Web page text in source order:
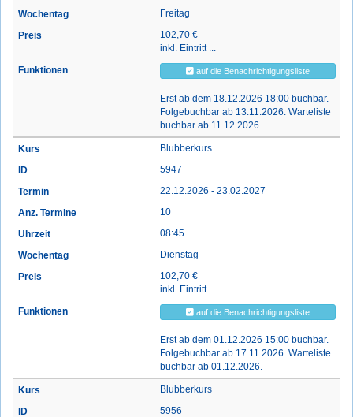
Freitag
102,70 €
inkl. Eintritt ...
auf die Benachrichtigungsliste
Erst ab dem 18.12.2026 18:00 buchbar.
Folgebuchbar ab 13.11.2026. Warteliste
buchbar ab 11.12.2026.
Blubberkurs
5947
22.12.2026 - 23.02.2027
10
08:45
Dienstag
102,70 €
inkl. Eintritt ...
auf die Benachrichtigungsliste
Erst ab dem 01.12.2026 15:00 buchbar.
Folgebuchbar ab 17.11.2026. Warteliste
buchbar ab 01.12.2026.
Blubberkurs
5956